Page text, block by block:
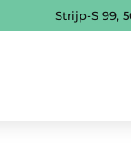
Strijp-S 99,